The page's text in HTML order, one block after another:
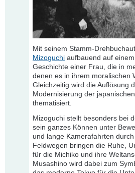
Mit seinem Stamm-
Mizoguchi aufbauend auf
Geschichte einer Frau, die in
denen es in ihrem moralischen
Gleichzeitig wird die Auflösung
Modernisierung der
thematisiert.
Mizoguchi stellt besonders bei
sein ganzes Können unter
und lange Kamerafahrten
Feldwegen bringen die Ruhe,
für die Michiko und ihre
Musashino wird dabei zum